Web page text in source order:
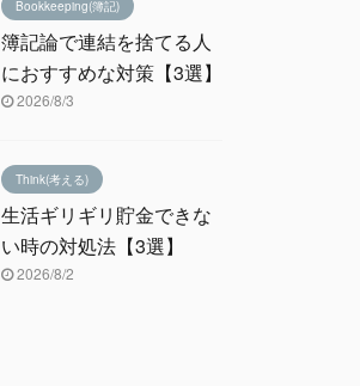
Bookkeeping(簿記)
簿記論で連結を捨てる人
におすすめな対策【3選】
2026/8/3
Think(考える)
生活ギリギリ貯金できな
い時の対処法【3選】
2026/8/2